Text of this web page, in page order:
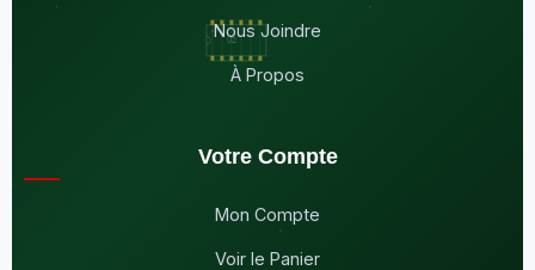
Nous Joindre
À Propos
Votre Compte
Mon Compte
Voir le Panier